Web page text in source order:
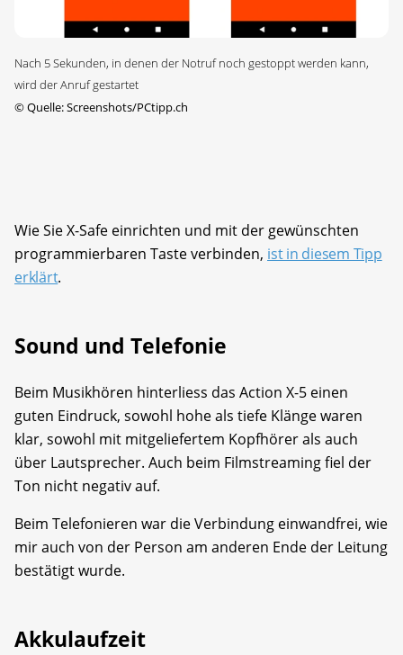
Nach 5 Sekunden, in denen der Notruf noch gestoppt werden kann,
wird der Anruf gestartet
©Quelle: Screenshots/PCtipp.ch
Wie Sie X-Safe einrichten und mit der gewünschten
programmierbaren Taste verbinden, ist in diesem Tipp
erklärt.
Sound und Telefonie
Beim Musikhören hinterliess das Action X-5 einen
guten Eindruck, sowohl hohe als tiefe Klänge waren
klar, sowohl mit mitgeliefertem Kopfhörer als auch
über Lautsprecher. Auch beim Filmstreaming fiel der
Ton nicht negativ auf.
Beim Telefonieren war die Verbindung einwandfrei, wie
mir auch von der Person am anderen Ende der Leitung
bestätigt wurde.
Akkulaufzeit